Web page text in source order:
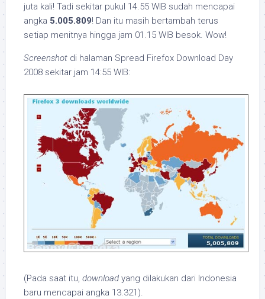
juta kali! Tadi sekitar pukul 14.55 WIB sudah mencapai
angka 5.005.809! Dan itu masih bertambah terus
setiap menitnya hingga jam 01.15 WIB besok. Wow!
Screenshot di halaman Spread Firefox Download Day
2008 sekitar jam 14:55 WIB:
(Pada saat itu, download yang dilakukan dari Indonesia
baru mencapai angka 13.321).